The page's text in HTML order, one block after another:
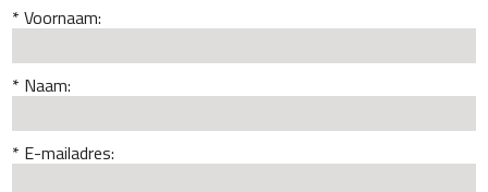
Voornaam:
Naam:
E-mailadres: